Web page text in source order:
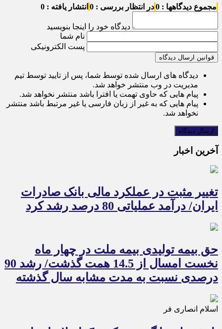
مجموع دیدگاهها : 0 در انتظار بررسی : 0 انتشار یافته : 0
دیدگاه خود را اینجا بنویسید
نام شما
پست الکترونیکی
قوانین ارسال دیدگاه
دیدگاه های ارسال شده توسط شما، پس از تایید توسط تیم
مدیریت در وب منتشر خواهد شد.
پیام هایی که حاوی تهمت یا افترا باشد منتشر نخواهد شد.
پیام هایی که به غیر از زبان فارسی یا غیر مرتبط باشد منتشر
نخواهد شد.
آخرین اخبار
تغییر مثبت در عملکرد مالی بانک صادرات
ایران/ درآمد عملیاتی 80 درصد رشد کرد
حق بیمه تولیدی بیمه ملت در چهار ماه
نخست امسال از 14.5 همت گذشت/ رشد 90
درصدی نسبت به مدت مشابه سال گذشته
اسلام انصاری فر